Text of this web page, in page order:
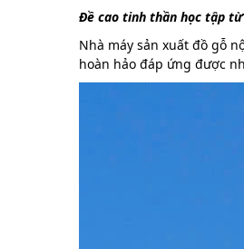
Đề cao tinh thần học tập
Nhà máy sản xuất đồ gỗ
hoàn hảo đáp ứng được